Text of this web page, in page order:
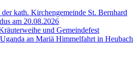
kath. Kirchengemeinde St. Bernhard
am 20.08.2026
und Gemeindefest
an Mariä Himmelfahrt in Heubach